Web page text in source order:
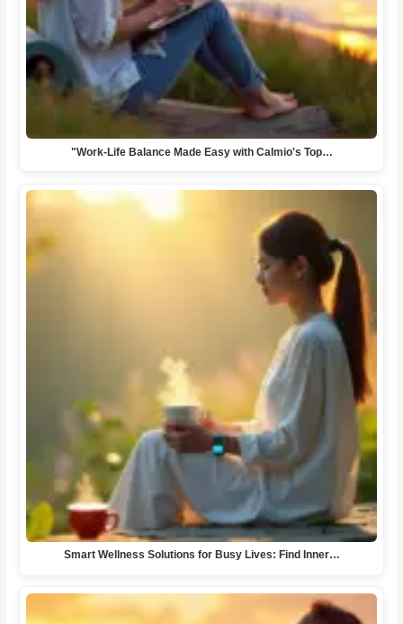
"Work-Life Balance Made Easy with Calmio's Top…
Smart Wellness Solutions for Busy Lives: Find Inner…